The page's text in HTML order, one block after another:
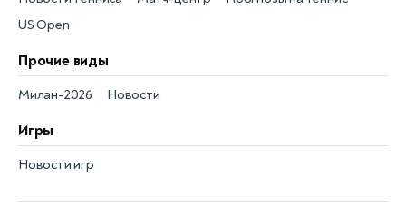
US Open
Прочие виды
Новости
Милан-2026
Игры
Новости игр